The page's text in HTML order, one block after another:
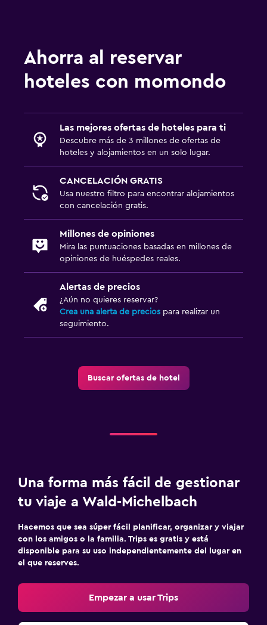
Ahorra al reservar
hoteles con momondo
Las mejores ofertas de hoteles para ti
Descubre más de 3 millones de ofertas de
hoteles y alojamientos en un solo lugar.
CANCELACIÓN GRATIS
Usa nuestro filtro para encontrar alojamientos
con cancelación gratis.
Millones de opiniones
Mira las puntuaciones basadas en millones de
opiniones de huéspedes reales.
Alertas de precios
¿Aún no quieres reservar?
Crea una alerta de precios para realizar un
seguimiento.
Buscar ofertas de hotel
Una forma más fácil de gestionar
tu viaje a Wald-Michelbach
Hacemos que sea súper fácil planificar, organizar y viajar
con los amigos o la familia. Trips es gratis y está
disponible para su uso independientemente del lugar en
el que reserves.
Empezar a usar Trips